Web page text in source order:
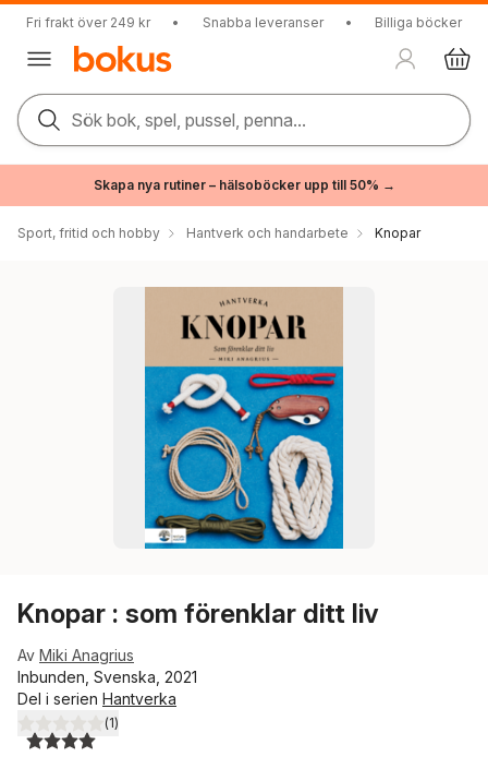
Fri frakt över 249 kr • Snabba leveranser • Billiga böcker
Sök bok, spel, pussel, penna...
Skapa nya rutiner – hälsoböcker upp till 50% →
Sport, fritid och hobby Hantverk och handarbete Knopar
Knopar : som förenklar ditt liv
Av Miki Anagrius
Inbunden, Svenska, 2021
Del i serien Hantverka
4,0utav 5 stjärnor. Totalt antal röster:
(1)